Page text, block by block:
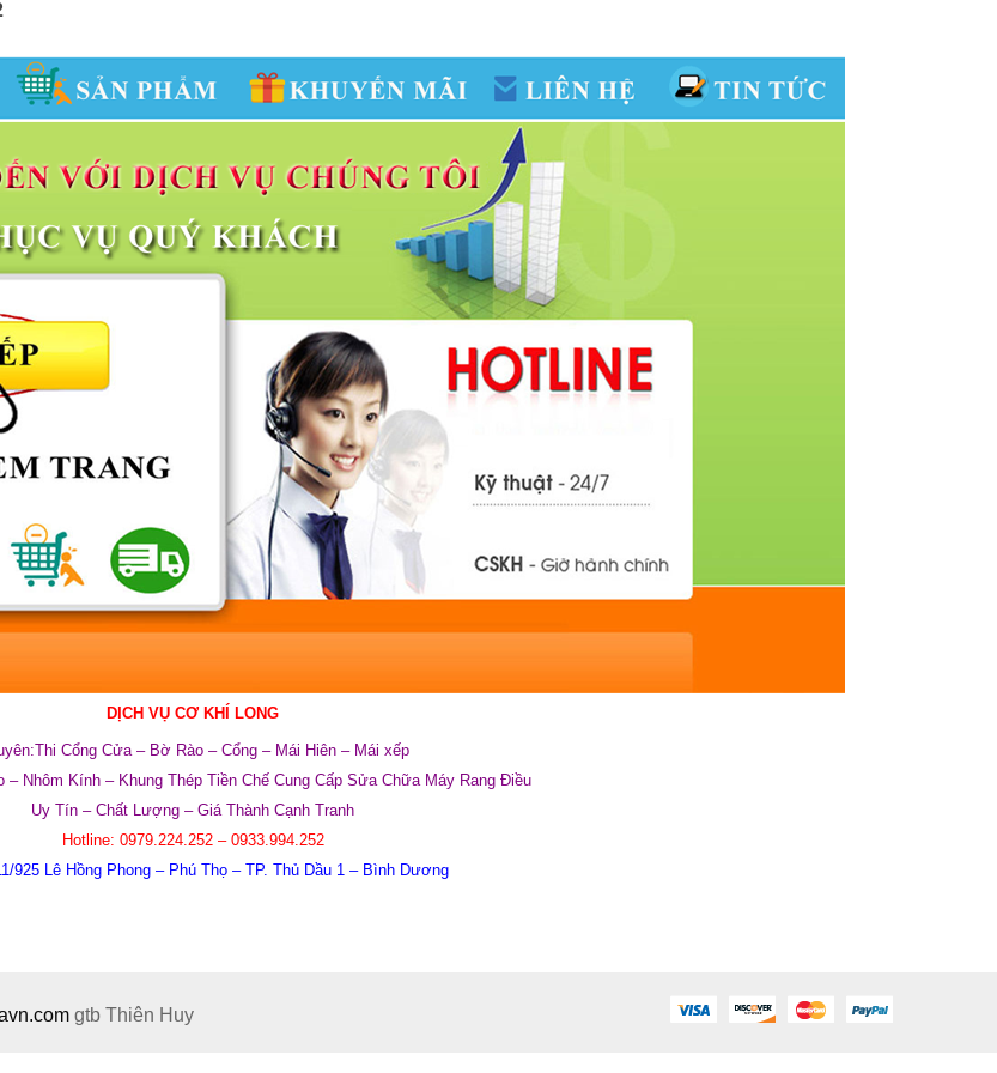
DỊCH VỤ CƠ KHÍ LONG
Cổng Cửa – Bờ Rào – Cổng – Mái Hiên – Mái xếp
– Nhôm Kính – Khung Thép Tiền Chế Cung Cấp Sửa Chữa Máy Rang Điều
Uy Tín – Chất Lượng – Giá Thành Cạnh Tranh
Hotline: 0979.224.252 – 0933.994.252
925 Lê Hồng Phong – Phú Thọ – TP. Thủ Dầu 1 – Bình Dương
gtb Thiên Huy